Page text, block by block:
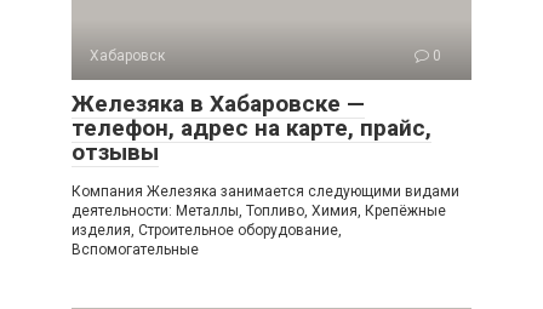
Хабаровск 0
Железяка в Хабаровске —
телефон, адрес на карте, прайс,
отзывы
Компания Железяка занимается следующими видами
деятельности: Металлы, Топливо, Химия, Крепёжные
изделия, Строительное оборудование,
Вспомогательные